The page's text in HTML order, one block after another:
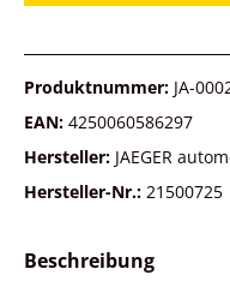
Produktnummer: JA-
EAN: 4250060586297
Hersteller: JAEGER
Hersteller-Nr.: 21500725
Beschreibung